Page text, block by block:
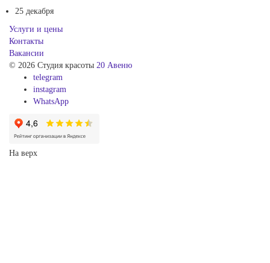
25 декабря
Услуги и цены
Контакты
Вакансии
© 2026 Студия красоты 20 Авеню
telegram
instagram
WhatsApp
На верх